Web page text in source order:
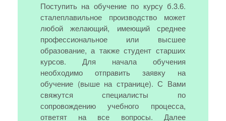
Поступить на обучение по курсу б.3.6.
сталеплавильное производство может
любой желающий, имеющий среднее
профессиональное или высшее
образование, а также студент старших
курсов. Для начала обучения
необходимо отправить заявку на
обучение (выше на странице). С Вами
свяжутся специалисты по
сопровождению учебного процесса,
ответят на все вопросы. Далее